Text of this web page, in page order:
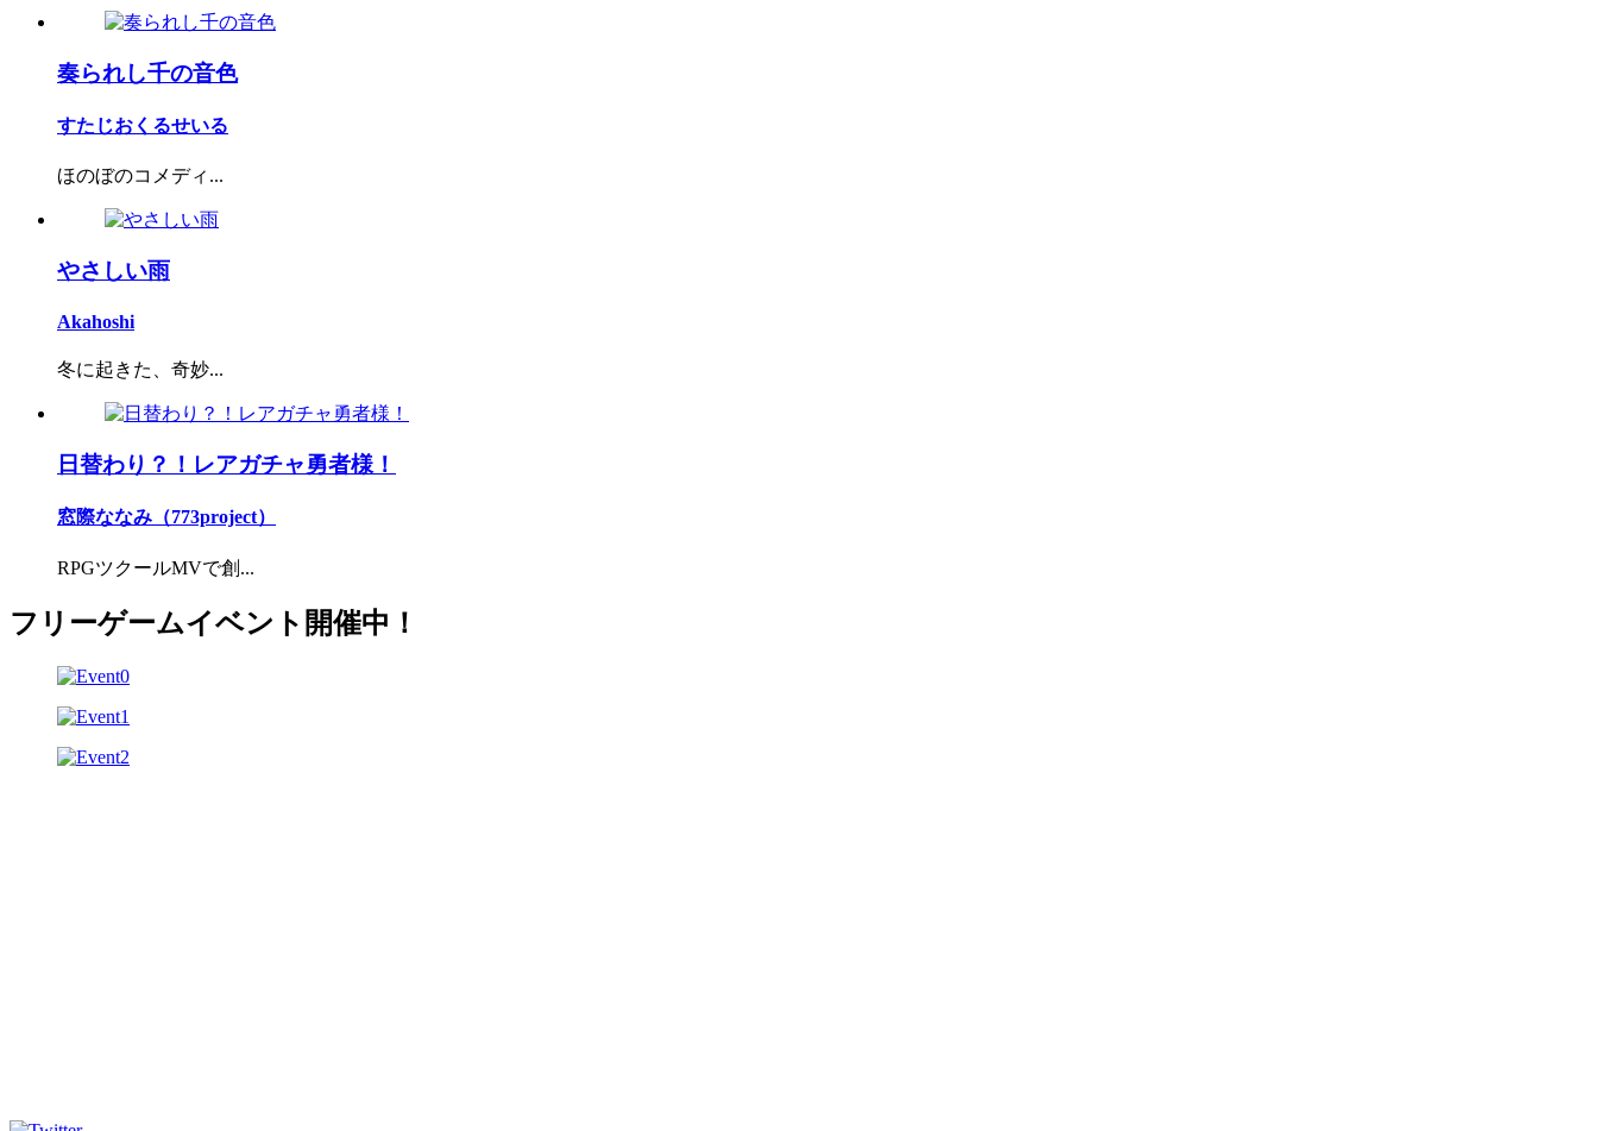
奏られし千の音色
すたじおくるせいる
ほのぼのコメディ...
やさしい雨
Akahoshi
冬に起きた、奇妙...
日替わり？！レアガチャ勇者様！
窓際ななみ（773project）
RPGツクールMVで創...
フリーゲームイベント開催中！